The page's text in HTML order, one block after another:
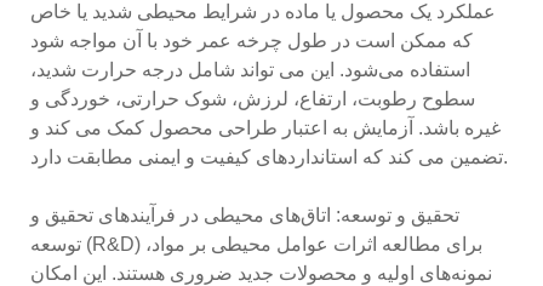
عملکرد یک محصول یا ماده در شرایط محیطی شدید یا خاص
که ممکن است در طول چرخه عمر خود با آن مواجه شود
استفاده می‌شود. این می تواند شامل درجه حرارت شدید،
سطوح رطوبت، ارتفاع، لرزش، شوک حرارتی، خوردگی و
غیره باشد. آزمایش به اعتبار طراحی محصول کمک می کند و
تضمین می کند که استانداردهای کیفیت و ایمنی مطابقت دارد.
تحقیق و توسعه: اتاق‌های محیطی در فرآیندهای تحقیق و
توسعه (R&D) برای مطالعه اثرات عوامل محیطی بر مواد،
نمونه‌های اولیه و محصولات جدید ضروری هستند. این امکان